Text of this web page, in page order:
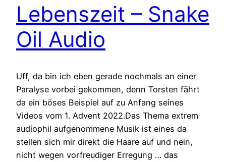
Lebenszeit – Snake
Oil Audio
Uff, da bin ich eben gerade nochmals an einer
Paralyse vorbei gekommen, denn Torsten fährt
da ein böses Beispiel auf zu Anfang seines
Videos vom 1. Advent 2022.Das Thema extrem
audiophil aufgenommene Musik ist eines da
stellen sich mir direkt die Haare auf und nein,
nicht wegen vorfreudiger Erregung … das